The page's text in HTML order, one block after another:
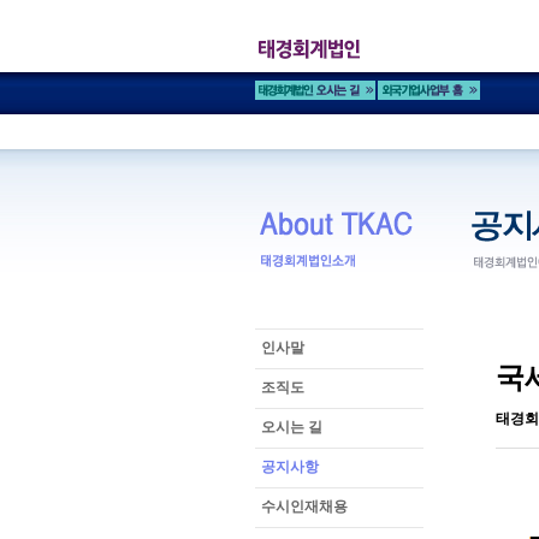
인사말
조직도
오시는 길
공지사항
수시인재채용
국
태경